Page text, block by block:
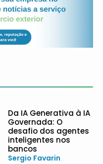
Da IA Generativa à IA
Governada: O
desafio dos agentes
inteligentes nos
bancos
Sergio Favarin